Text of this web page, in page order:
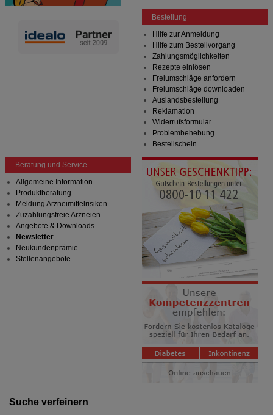
Suche verfeinern
Bestellung
Hilfe zur Anmeldung
Hilfe zum Bestellvorgang
Zahlungsmöglichkeiten
Rezepte einlösen
Freiumschläge anfordern
Freiumschläge downloaden
Auslandsbestellung
Reklamation
Widerrufsformular
Problembehebung
Bestellschein
Beratung und Service
Allgemeine Information
Produktberatung
Meldung Arzneimittelrisiken
Zuzahlungsfreie Arzneien
Angebote & Downloads
Newsletter
Neukundenprämie
Stellenangebote